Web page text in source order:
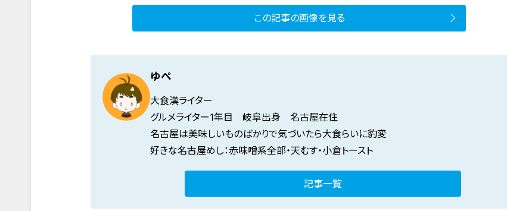
この記事の画像を見る
ゆぺ
大食漢ライター
グルメライター1年目 岐阜出身 名古屋在住
名古屋は美味しいものばかりで気づいたら大食らいに豹変
好きな名古屋めし：赤味噌系全部・天むす・小倉トースト
記事一覧